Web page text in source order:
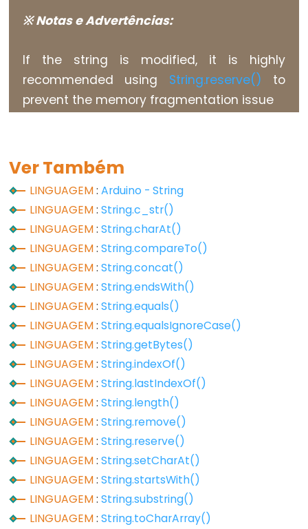
Constantes
Variable
Qualifiers
const
escopo
static
volatile
Digital
IO
digitalRead()
digitalWrite()
pinMode()
Analog
IO
※ Notas e Advertências:
If the string is modified, it is highly
recommended using String.reserve() to
prevent the memory fragmentation issue
Ver Também
LINGUAGEM:Arduino - String
LINGUAGEM:String.c_str()
LINGUAGEM:String.charAt()
LINGUAGEM:String.compareTo()
LINGUAGEM:String.concat()
LINGUAGEM:String.endsWith()
LINGUAGEM:String.equals()
LINGUAGEM:String.equalsIgnoreCase()
LINGUAGEM:String.getBytes()
LINGUAGEM:String.indexOf()
LINGUAGEM:String.lastIndexOf()
LINGUAGEM:String.length()
LINGUAGEM:String.remove()
LINGUAGEM:String.reserve()
LINGUAGEM:String.setCharAt()
LINGUAGEM:String.startsWith()
LINGUAGEM:String.substring()
LINGUAGEM:String.toCharArray()